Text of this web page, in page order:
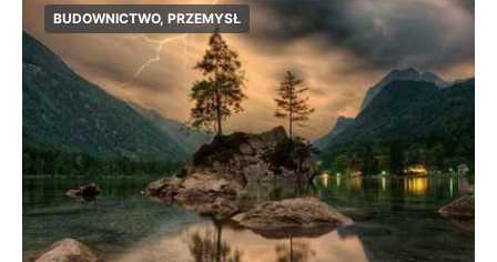
BUDOWNICTWO, PRZEMYSŁ